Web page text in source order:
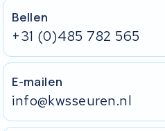
Bellen
+31 (0)485 782 565
E-mailen
info@kwsseuren.nl